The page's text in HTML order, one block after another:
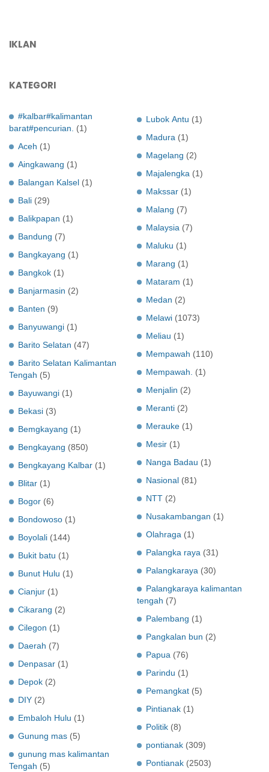
IKLAN
KATEGORI
#kalbar#kalimantan
barat#pencurian.
(1)
Aceh (1)
Aingkawang (1)
Balangan Kalsel (1)
Bali (29)
Balikpapan (1)
Bandung (7)
Bangkayang (1)
Bangkok (1)
Banjarmasin (2)
Banten (9)
Banyuwangi (1)
Barito Selatan (47)
Barito Selatan Kalimantan
Tengah (5)
Bayuwangi (1)
Bekasi (3)
Bemgkayang (1)
Bengkayang (850)
Bengkayang Kalbar (1)
Blitar (1)
Bogor (6)
Bondowoso (1)
Boyolali (144)
Bukit batu (1)
Bunut Hulu (1)
Cianjur (1)
Cikarang (2)
Cilegon (1)
Daerah (7)
Denpasar (1)
Depok (2)
DIY (2)
Embaloh Hulu (1)
Gunung mas (5)
gunung mas kalimantan
Tengah (5)
Lubok Antu (1)
Madura (1)
Magelang (2)
Majalengka (1)
Makssar (1)
Malang (7)
Malaysia (7)
Maluku (1)
Marang (1)
Mataram (1)
Medan (2)
Melawi (1073)
Meliau (1)
Mempawah (110)
Mempawah.
(1)
Menjalin (2)
Meranti (2)
Merauke (1)
Mesir (1)
Nanga Badau (1)
Nasional (81)
NTT (2)
Nusakambangan (1)
Olahraga (1)
Palangka raya (31)
Palangkaraya (30)
Palangkaraya kalimantan
tengah (7)
Palembang (1)
Pangkalan bun (2)
Papua (76)
Parindu (1)
Pemangkat (5)
Pintianak (1)
Politik (8)
pontianak (309)
Pontianak (2503)